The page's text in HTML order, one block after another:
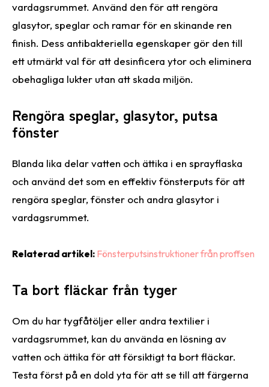
vardagsrummet. Använd den för att rengöra
glasytor, speglar och ramar för en skinande ren
finish. Dess antibakteriella egenskaper gör den till
ett utmärkt val för att desinficera ytor och eliminera
obehagliga lukter utan att skada miljön.
Rengöra speglar, glasytor, putsa
fönster
Blanda lika delar vatten och ättika i en sprayflaska
och använd det som en effektiv fönsterputs för att
rengöra speglar, fönster och andra glasytor i
vardagsrummet.
Relaterad artikel: Fönsterputsinstruktioner från proffsen
Ta bort fläckar från tyger
Om du har tygfåtöljer eller andra textilier i
vardagsrummet, kan du använda en lösning av
vatten och ättika för att försiktigt ta bort fläckar.
Testa först på en dold yta för att se till att färgerna